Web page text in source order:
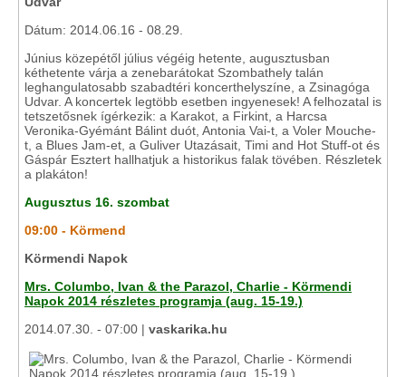
Dátum: 2014.06.16 - 08.29.
Június közepétől július végéig hetente, augusztusban
kéthetente várja a zenebarátokat Szombathely talán
leghangulatosabb szabadtéri koncerthelyszíne, a Zsinagóga
Udvar. A koncertek legtöbb esetben ingyenesek! A felhozatal is
tetszetősnek ígérkezik: a Karakot, a Firkint, a Harcsa
Veronika-Gyémánt Bálint duót, Antonia Vai-t, a Voler Mouche-
t, a Blues Jam-et, a Guliver Utazásait, Timi and Hot Stuff-ot és
Gáspár Esztert hallhatjuk a historikus falak tövében. Részletek
a plakáton!
Augusztus 16. szombat
09:00 - Körmend
Körmendi Napok
Mrs. Columbo, Ivan & the Parazol, Charlie - Körmendi
Napok 2014 részletes programja (aug. 15-19.)
2014.07.30. - 07:00 | vaskarika.hu